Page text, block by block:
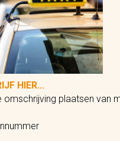
HIER...
omschrijving plaatsen van